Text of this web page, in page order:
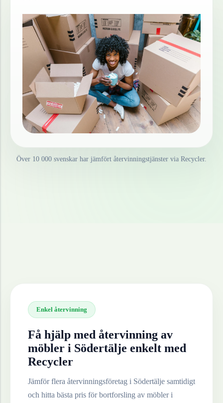
Över 10 000 svenskar har jämfört återvinningstjänster via Recycler.
Enkel återvinning
Få hjälp med återvinning av
möbler i Södertälje enkelt med
Recycler
Jämför flera återvinningsföretag i Södertälje samtidigt
och hitta bästa pris för bortforsling av möbleri